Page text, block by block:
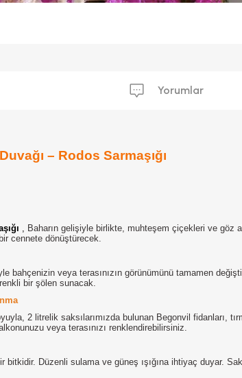
Yorumlar
– Rodos Sarmaşığı
, Baharın gelişiyle birlikte, muhteşem çiçekleri ve göz
cennete dönüştürecek.
bahçenizin veya terasınızın görünümünü tamamen
bir şölen sunacak.
2 litrelik saksılarımızda bulunan Begonvil fidanları,
veya terasınızı renklendirebilirsiniz.
bitkidir. Düzenli sulama ve güneş ışığına ihtiyaç duyar.